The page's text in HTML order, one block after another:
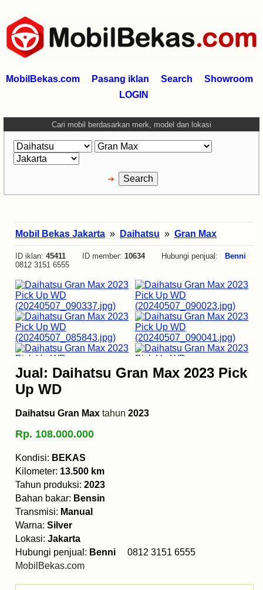
MobilBekas.com Pasang iklan Search
Showroom
LOGIN
Cari mobil berdasarkan merk, model dan lokasi
Mobil Bekas Jakarta » Daihatsu » Gran Max
ID iklan: 45411 ID member: 10634Hubungi penjual:
Benni
0812 3151 6555
Jual: Daihatsu Gran Max 2023 Pick
Up WD
Daihatsu Gran Max tahun 2023
Rp. 108.000.000
Kondisi: BEKAS
Kilometer: 13.500 km
Tahun produksi: 2023
Bahan bakar: Bensin
Transmisi: Manual
Warna: Silver
Lokasi: Jakarta
Hubungi penjual: Benni 0812 3151 6555
MobilBekas.com